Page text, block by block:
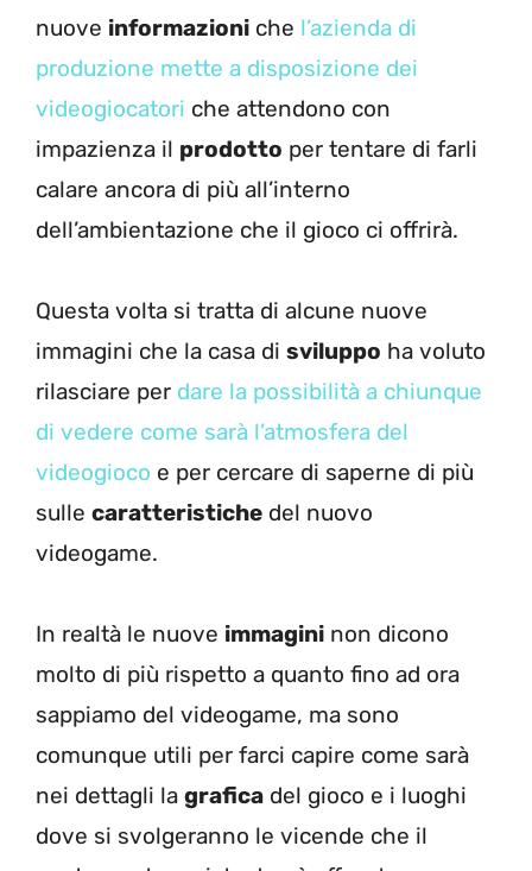
nuove informazioni che l’azienda di
produzione mette a disposizione dei
videogiocatori che attendono con
impazienza il prodotto per tentare di farli
calare ancora di più all’interno
dell’ambientazione che il gioco ci offrirà.
Questa volta si tratta di alcune nuove
immagini che la casa di sviluppo ha voluto
rilasciare per dare la possibilità a chiunque
di vedere come sarà l’atmosfera del
videogioco e per cercare di saperne di più
sulle caratteristiche del nuovo
videogame.
In realtà le nuove immagini non dicono
molto di più rispetto a quanto fino ad ora
sappiamo del videogame, ma sono
comunque utili per farci capire come sarà
nei dettagli la grafica del gioco e i luoghi
dove si svolgeranno le vicende che il